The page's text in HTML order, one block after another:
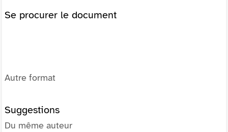
Se procurer le document
Autre format
Suggestions
Du même auteur